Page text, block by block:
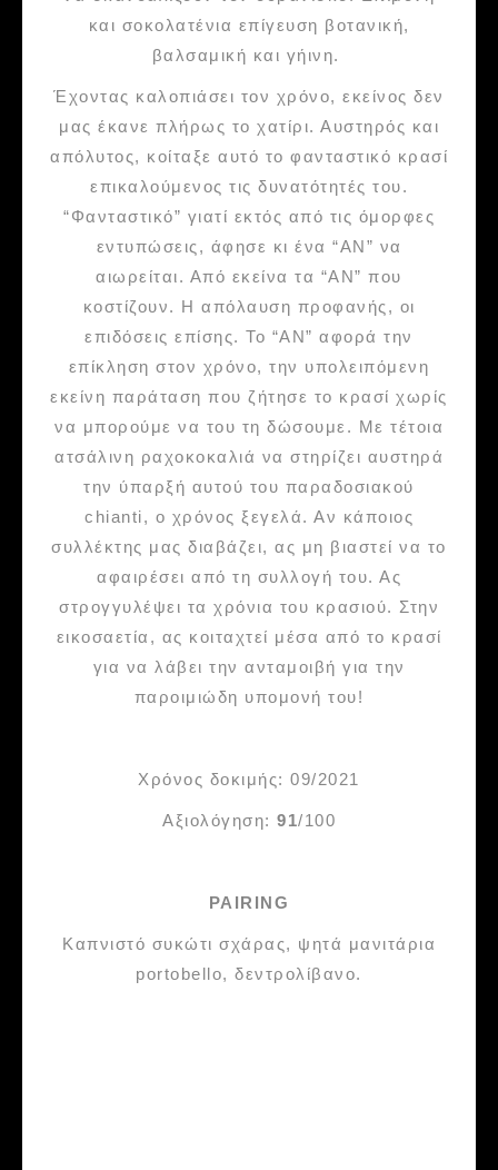
και σοκολατένια επίγευση βοτανική,
βαλσαμική και γήινη.
Έχοντας καλοπιάσει τον χρόνο, εκείνος δεν
μας έκανε πλήρως το χατίρι. Αυστηρός και
απόλυτος, κοίταξε αυτό το φανταστικό κρασί
επικαλούμενος τις δυνατότητές του.
“Φανταστικό” γιατί εκτός από τις όμορφες
εντυπώσεις, άφησε κι ένα “ΑΝ” να
αιωρείται. Από εκείνα τα “ΑΝ” που
κοστίζουν. Η απόλαυση προφανής, οι
επιδόσεις επίσης. Το “ΑΝ” αφορά την
επίκληση στον χρόνο, την υπολειπόμενη
εκείνη παράταση που ζήτησε το κρασί χωρίς
να μπορούμε να του τη δώσουμε. Με τέτοια
ατσάλινη ραχοκοκαλιά να στηρίζει αυστηρά
την ύπαρξή αυτού του παραδοσιακού
chianti, ο χρόνος ξεγελά. Αν κάποιος
συλλέκτης μας διαβάζει, ας μη βιαστεί να το
αφαιρέσει από τη συλλογή του. Ας
στρογγυλέψει τα χρόνια του κρασιού. Στην
εικοσαετία, ας κοιταχτεί μέσα από το κρασί
για να λάβει την ανταμοιβή για την
παροιμιώδη υπομονή του!
Χρόνος δοκιμής: 09/2021
Αξιολόγηση: 91/100
PAIRING
Καπνιστό συκώτι σχάρας, ψητά μανιτάρια
portobello, δεντρολίβανο.